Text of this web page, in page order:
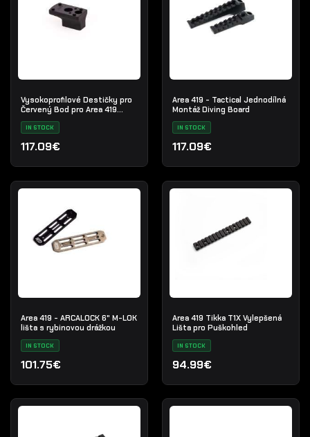
Vysokoprofilové Destičky pro
Červený Bod pro Area 419
Tactical Montáže
IN STOCK
117.09€
Area 419 - Tactical Jednodílná
Montáž Diving Board
IN STOCK
117.09€
Area 419 - ARCALOCK 6" M-LOK
lišta s rybinovou drážkou
IN STOCK
101.75€
Area 419 Tikka T1X Vylepšená
Lišta pro Puškohled
IN STOCK
94.99€